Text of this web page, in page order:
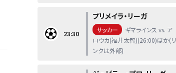
23:30
プリメイラ・リーガ
サッカー
ギマラインス vs. ア
ロウカ(福井太智)(26:00)ほか(リ
ンクは外部)